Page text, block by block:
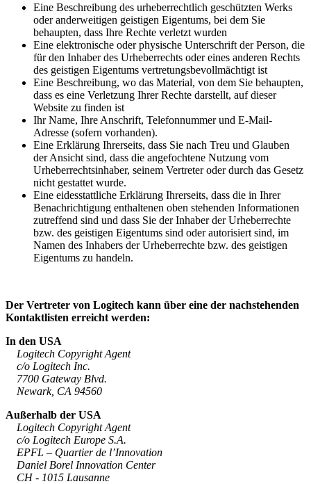
Eine Beschreibung des urheberrechtlich geschützten Werks
oder anderweitigen geistigen Eigentums, bei dem Sie
behaupten, dass Ihre Rechte verletzt wurden
Eine elektronische oder physische Unterschrift der Person, die
für den Inhaber des Urheberrechts oder eines anderen Rechts
des geistigen Eigentums vertretungsbevollmächtigt ist
Eine Beschreibung, wo das Material, von dem Sie behaupten,
dass es eine Verletzung Ihrer Rechte darstellt, auf dieser
Website zu finden ist
Ihr Name, Ihre Anschrift, Telefonnummer und E-Mail-
Adresse (sofern vorhanden).
Eine Erklärung Ihrerseits, dass Sie nach Treu und Glauben
der Ansicht sind, dass die angefochtene Nutzung vom
Urheberrechtsinhaber, seinem Vertreter oder durch das Gesetz
nicht gestattet wurde.
Eine eidesstattliche Erklärung Ihrerseits, dass die in Ihrer
Benachrichtigung enthaltenen oben stehenden Informationen
zutreffend sind und dass Sie der Inhaber der Urheberrechte
bzw. des geistigen Eigentums sind oder autorisiert sind, im
Namen des Inhabers der Urheberrechte bzw. des geistigen
Eigentums zu handeln.
Der Vertreter von Logitech kann über eine der nachstehenden
Kontaktlisten erreicht werden:
In den USA
Logitech Copyright Agent
c/o Logitech Inc.
7700 Gateway Blvd.
Newark, CA 94560
Außerhalb der USA
Logitech Copyright Agent
c/o Logitech Europe S.A.
EPFL – Quartier de l’Innovation
Daniel Borel Innovation Center
CH - 1015 Lausanne